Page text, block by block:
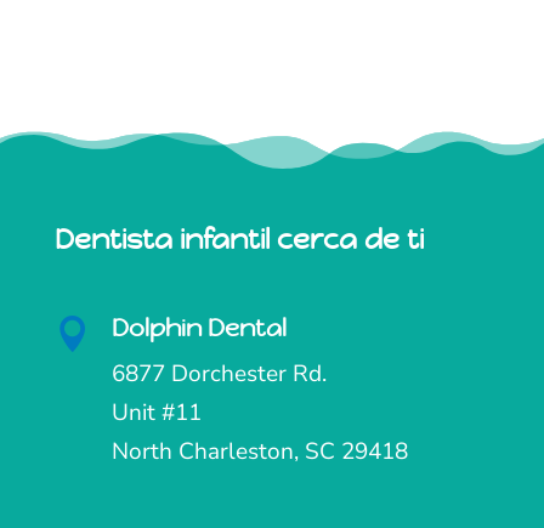
Dentista infantil cerca de ti
 Dolphin Dental
6877 Dorchester Rd.
Unit #11
North Charleston, SC 29418